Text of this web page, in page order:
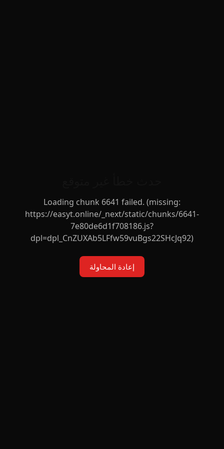
Loading chunk 6641 failed. (missing:
https://easyt.online/_next/static/chunks/6641-
7e80de6d1f708186.js?
dpl=dpl_CnZUXAb5LFfw59vuBgs22SHcJq92)
إعادة المحاولة